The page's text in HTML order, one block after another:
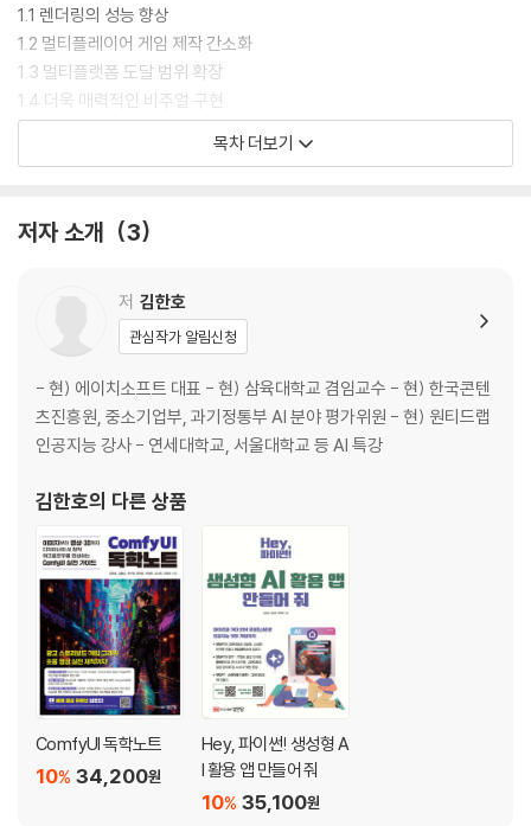
1.1 렌더링의 성능 향상
1.2 멀티플레이어 게임 제작 간소화
1.3 멀티플랫폼 도달 범위 확장
1.4 더욱 매력적인 비주얼 구현
1.5 런타임 AI로 열리는 새로운 가능성
3.1 유니티 프로젝트 생성
3.3 씬(Scene) 뷰
3.5 하이어라키 뷰
3.6 프로젝트(Project) 뷰
3.7 인스펙터(Inspector) 뷰
Chapter 4 게임 오브젝트 만들기 - 로우폴리 강아지 제작
5.1 유니티의 개발 철학: 조립하고 연결하라!
5.3 게임 개발의 전체 흐름
Part 2 뱀서라이크 2D 게임 제작
Chapter 1 프로젝트 생성과 환경 설정
1.1 게임 프로젝트 소개
1.3 제작 환경 설정하기
1.4 에셋 다운로드 및 임포트
1.5 챗GPT와 함께하는 게임 개발
목차 더보기
저자 소개 3
저 김한호
관심작가 알림신청
- 현) 에이치소프트 대표 - 현) 삼육대학교 겸임교수 - 현) 한국콘텐
츠진흥원, 중소기업부, 과기정통부 AI 분야 평가위원 - 현) 원티드랩
인공지능 강사 - 연세대학교, 서울대학교 등 AI 특강
김한호의 다른 상품
ComfyUI 독학노트
34,200원
10%
Hey, 파이썬! 생성형 A
I 활용 앱 만들어 줘
35,100원
10%